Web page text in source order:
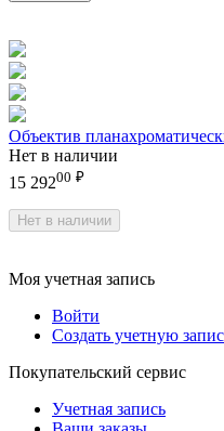
Объектив
Нет в наличии
15 29200 ₽
Нет в наличии
Моя учетная запись
Войти
Создать учетную
Покупательский сервис
Учетная запись